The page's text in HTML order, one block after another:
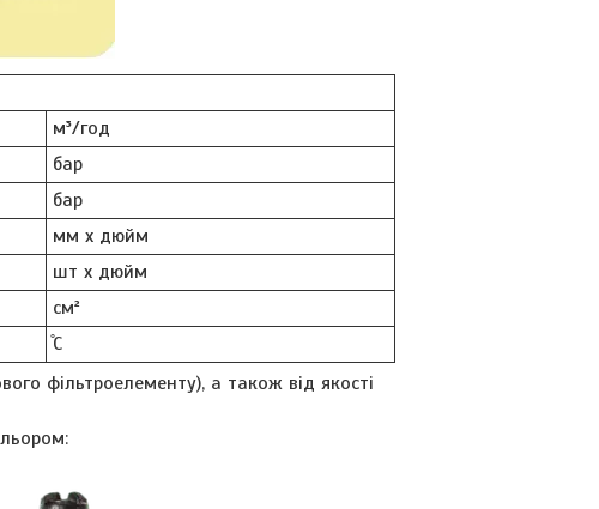
м³/год
бар
бар
мм х дюйм
шт х дюйм
см²
̊С
фільтроелементу), а також від якості